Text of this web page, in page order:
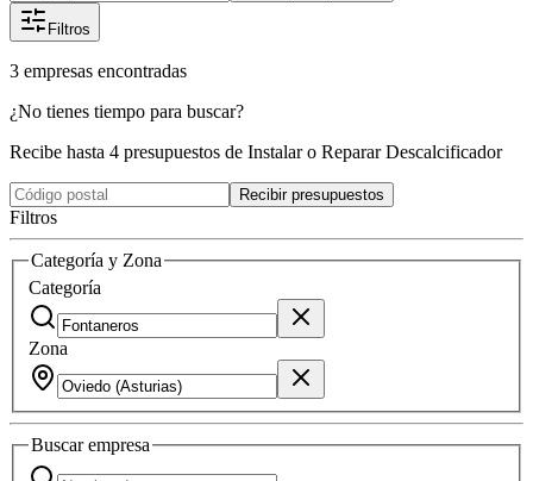
Filtros
3 empresas encontradas
¿No tienes tiempo para buscar?
Recibe hasta 4 presupuestos de Instalar o Reparar Descalcificador
Recibir presupuestos
Filtros
Categoría y Zona
Categoría
Zona
Buscarempresa